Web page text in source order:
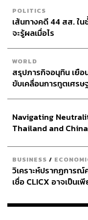
POLITICS
เส้นทางคดี 44 สส. ใ
จะรู้ผลเมื่อไร
WORLD
สรุปภารกิจอนุทิน เยือ
ขับเคลื่อนการทูตเศรษ
Navigating
Thailand and
BUSINESS /
วิเคราะห์ปรากฏการ
เชื่อ CLICX อาจเป็นเ
เรือนไทยที่ถูกซุกไว้